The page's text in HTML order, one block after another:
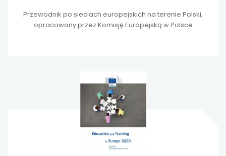
Przewodnik po sieciach europejskich na terenie Polski,
opracowany przez Komisję Europejską w Polsce